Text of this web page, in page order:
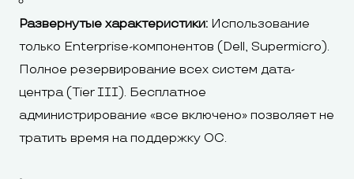
Развернутые характеристики: Использование
только Enterprise-компонентов (Dell, Supermicro).
Полное резервирование всех систем дата-
центра (Tier III). Бесплатное
администрирование «все включено» позволяет не
тратить время на поддержку ОС.